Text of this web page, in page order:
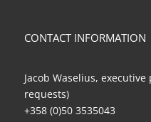
CONTACT INFORMATION
Jacob Waselius,
requests)
+358 (0)50 3535043